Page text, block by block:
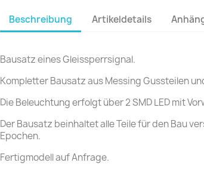
Beschreibung Artikeldetails
Bausatz eines Gleissperrsignal.
Kompletter Bausatz aus Messing Gussteilen
Die Beleuchtung erfolgt über 2 SMD LED mit
Der Bausatz beinhaltet alle Teile für den Bau
Epochen.
Fertigmodell auf Anfrage.